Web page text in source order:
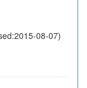
08-07)